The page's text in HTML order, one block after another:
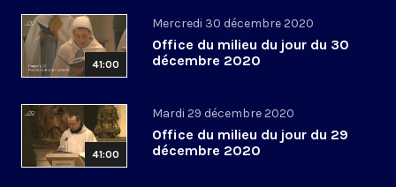
41:00
Mercredi 30 décembre 2020
Office du milieu du jour du 30
décembre 2020
41:00
Mardi 29 décembre 2020
Office du milieu du jour du 29
décembre 2020